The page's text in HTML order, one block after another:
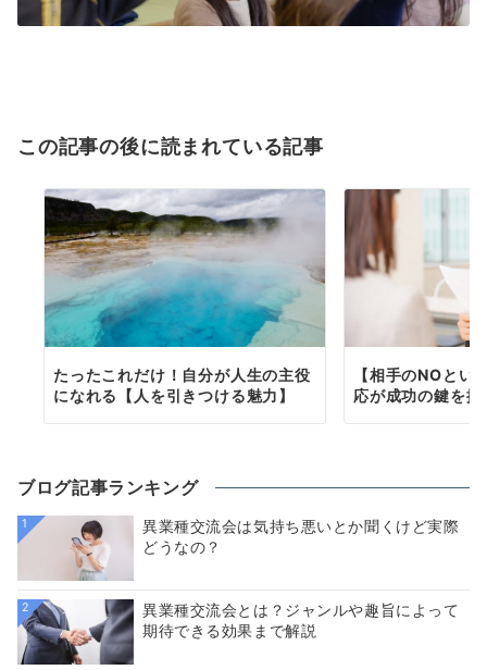
この記事の後に読まれている記事
たったこれだけ！自分が人生の主役
になれる【人を引きつける魅力】
【相手のNOとい
応が成功の鍵を
ブログ記事ランキング
1
異業種交流会は気持ち悪いとか聞くけど実際
どうなの？
2
異業種交流会とは？ジャンルや趣旨によって
期待できる効果まで解説